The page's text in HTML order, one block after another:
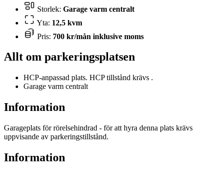
Storlek: Garage varm centralt
Yta: 12,5 kvm
Pris: 700 kr/mån inklusive moms
Allt om parkeringsplatsen
HCP-anpassad plats. HCP tillstånd krävs .
Garage varm centralt
Information
Garageplats för rörelsehindrad - för att hyra denna plats krävs
uppvisande av parkeringstillstånd.
Information